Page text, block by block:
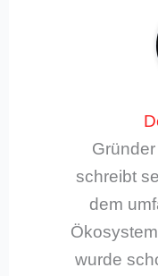
schreibt
dem
wurde